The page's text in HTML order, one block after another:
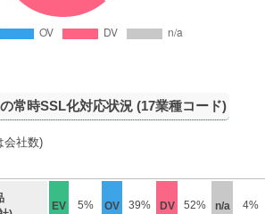
常時SSL化対応状況 (17業種コード)
会社数)
EV 5% OV 39% DV 52% n/a 4%